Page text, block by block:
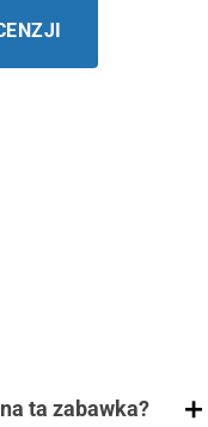
ta zabawka?